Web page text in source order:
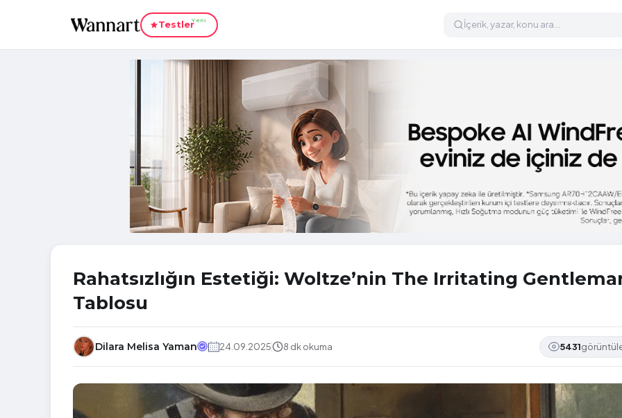
TestlerYeni
Rahatsızlığın Estetiği: Woltze’nin The Irritating
Tablosu
Dilara Melisa Yaman 24.09.2025 8 dk okuma 5431